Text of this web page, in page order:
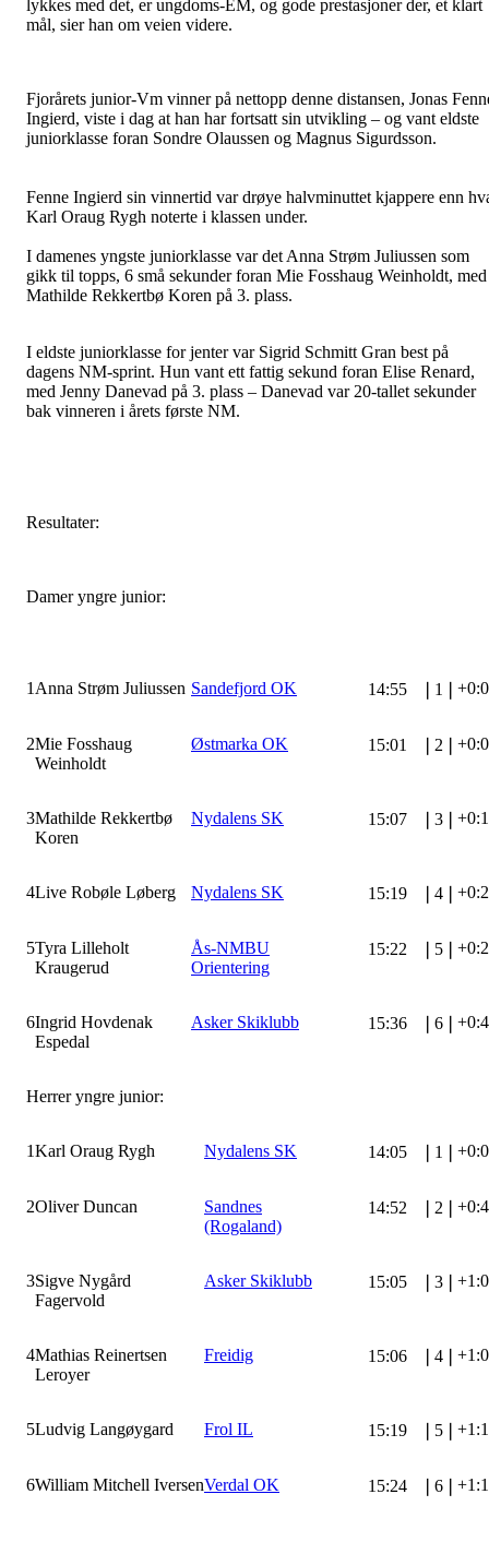
lykkes med det, er ungdoms-EM, og gode prestasjoner der, et klart
mål, sier han om veien videre.
Fjorårets junior-Vm vinner på nettopp denne distansen, Jonas
Ingierd, viste i dag at han har fortsatt sin utvikling – og vant eldste
juniorklasse foran Sondre Olaussen og Magnus Sigurdsson.
Fenne Ingierd sin vinnertid var drøye halvminuttet kjappere enn
Karl Oraug Rygh noterte i klassen under.
I damenes yngste juniorklasse var det Anna Strøm Juliussen som
gikk til topps, 6 små sekunder foran Mie Fosshaug Weinholdt, med
Mathilde Rekkertbø Koren på 3. plass.
I eldste juniorklasse for jenter var Sigrid Schmitt Gran best på
dagens NM-sprint. Hun vant ett fattig sekund foran Elise Renard,
med Jenny Danevad på 3. plass – Danevad var 20-tallet sekunder
bak vinneren i årets første NM.
Resultater:
Damer yngre junior:
1 Anna Strøm Juliussen Sandefjord OK 14:55 1
2Mie Fosshaug
Weinholdt
Østmarka OK 15:01 2
3Mathilde Rekkertbø
Koren
Nydalens SK 15:07 3
4Live Robøle Løberg Nydalens SK 15:19 4
5Tyra Lilleholt
Kraugerud
Ås-NMBU
Orientering
15:22 5
6Ingrid Hovdenak
Espedal
Asker Skiklubb 15:36 6
Herrer yngre junior:
1Karl Oraug Rygh Nydalens SK 14:05 1
2Oliver Duncan
Sandnes
(Rogaland)
14:52 2
3Sigve Nygård
Fagervold
Asker Skiklubb 15:05 3
4Mathias Reinertsen
Leroyer
Freidig 15:06 4
5Ludvig Langøygard Frol IL 15:19 5
6William Mitchell IversenVerdal OK 15:24 6